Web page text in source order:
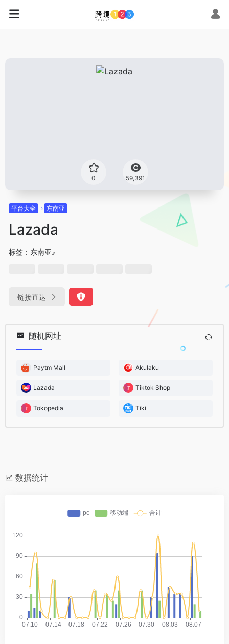
0 59,391
平台大全 东南亚
Lazada
标签： 东南亚
链接直达
随机网址
Paytm Mall Akulaku
Lazada Tiktok Shop
Tokopedia Tiki
数据统计